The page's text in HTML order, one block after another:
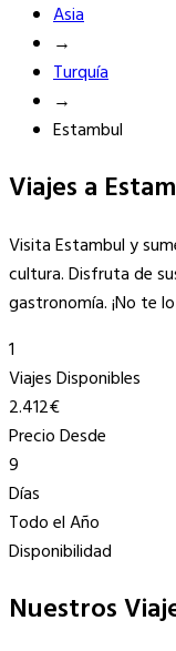
Asia
→
Turquía
→
Estambul
Viajes a
Visita Estambul y
cultura. Disfruta de
gastronomía. ¡No te
1
Viajes Disponibles
2.412€
Precio Desde
9
Días
Todo el Año
Disponibilidad
Nuestros